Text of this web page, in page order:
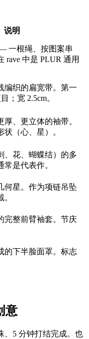
说明
一根绳、按图案串
rave 中是 PLUR 通用
编织的扁宽带。第一
；宽 2.5cm。
厚、更立体的袖带。
（心、星）。
、花、蝴蝶结）的多
常是代表作。
何星。作为项链吊坠
完整前臂袖套。节庆
的下半脸面罩。标志
意
、5 分钟打结完成。也